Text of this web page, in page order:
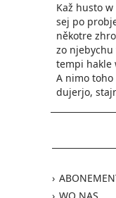
Kaž husto
sej po
někotre
zo
tempi hakle
A nimo toho
dujerjo,